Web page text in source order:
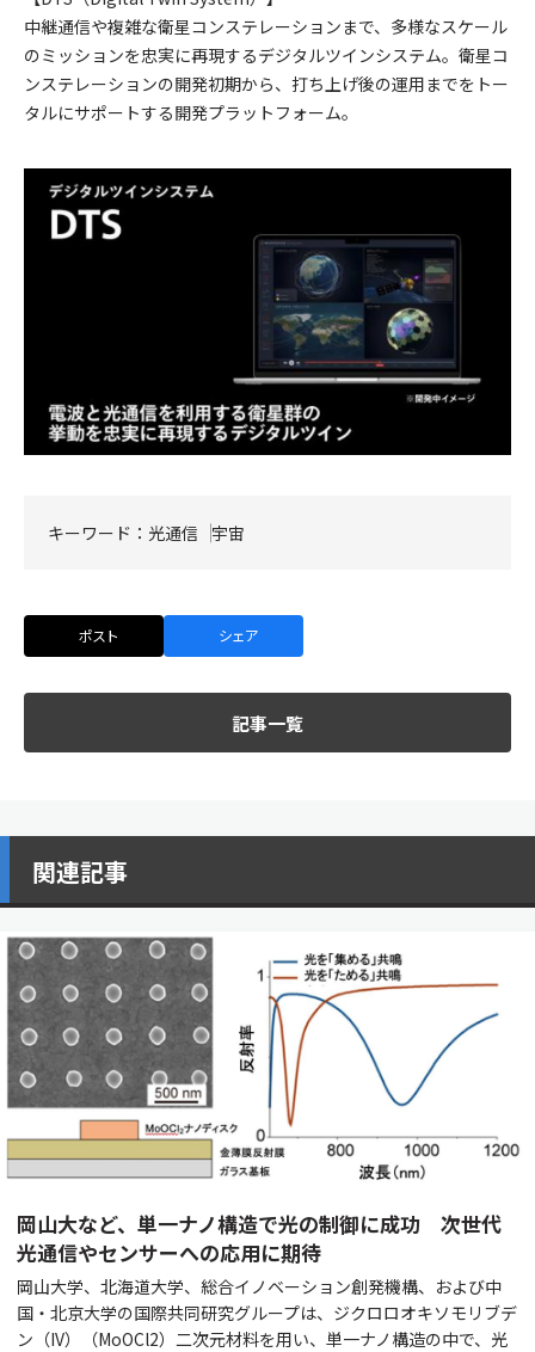
中継通信や複雑な衛星コンステレーションまで、多様なスケール
のミッションを忠実に再現するデジタルツインシステム。衛星コ
ンステレーションの開発初期から、打ち上げ後の運用までをトー
タルにサポートする開発プラットフォーム。
キーワード： 光通信 宇宙
ポスト シェア
記事一覧
関連記事
岡山大など、単一ナノ構造で光の制御に成功 次世代
光通信やセンサーへの応用に期待
岡山大学、北海道大学、総合イノベーション創発機構、および中
国・北京大学の国際共同研究グループは、ジクロロオキソモリブデ
ン（IV）（MoOCl2）二次元材料を用い、単一ナノ構造の中で、光